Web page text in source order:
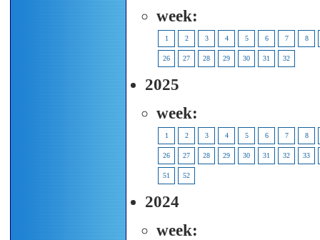
week:
1 2 3 4 5 6 7 8
26 27 28 29 30 31 32
2025
week:
1 2 3 4 5 6 7 8
26 27 28 29 30 31 32 33
51 52
2024
week: